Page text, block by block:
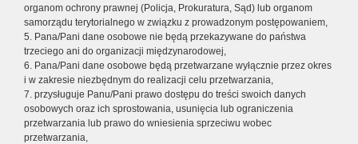
organom ochrony prawnej (Policja, Prokuratura, Sąd) lub organom
samorządu terytorialnego w związku z prowadzonym postępowaniem,
5. Pana/Pani dane osobowe nie będą przekazywane do państwa
trzeciego ani do organizacji międzynarodowej,
6. Pana/Pani dane osobowe będą przetwarzane wyłącznie przez okres
i w zakresie niezbędnym do realizacji celu przetwarzania,
7. przysługuje Panu/Pani prawo dostępu do treści swoich danych
osobowych oraz ich sprostowania, usunięcia lub ograniczenia
przetwarzania lub prawo do wniesienia sprzeciwu wobec
przetwarzania,